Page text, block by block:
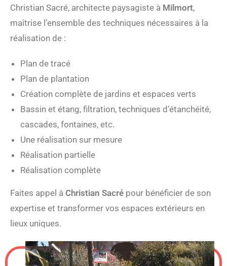
Christian Sacré, architecte paysagiste à Milmort,
maîtrise l’ensemble des techniques nécessaires à la
réalisation de :
Plan de tracé
Plan de plantation
Création complète de jardins et espaces verts
Bassin et étang, filtration, techniques d’étanchéité,
cascades, fontaines, etc.
Une réalisation sur mesure
Réalisation partielle
Réalisation complète
Faites appel à Christian Sacré pour bénéficier de son
expertise et transformer vos espaces extérieurs en
lieux uniques.